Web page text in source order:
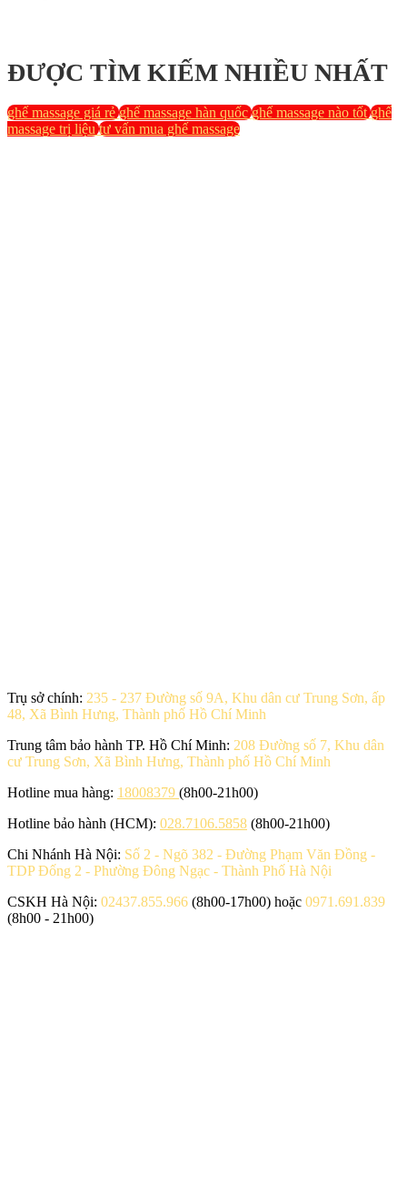
ĐƯỢC TÌM KIẾM NHIỀU NHẤT
ghế massage giá rẻ ghế massage hàn quốc ghế massage nào tốt ghế
massage trị liệu tư vấn mua ghế massage
Trụ sở chính: 235 - 237 Đường số 9A, Khu dân cư Trung Sơn, ấp
48, Xã Bình Hưng, Thành phố Hồ Chí Minh
Trung tâm bảo hành TP. Hồ Chí Minh: 208 Đường số 7, Khu dân
cư Trung Sơn, Xã Bình Hưng, Thành phố Hồ Chí Minh
Hotline mua hàng: 18008379 (8h00-21h00)
Hotline bảo hành (HCM): 028.7106.5858 (8h00-21h00)
Chi Nhánh Hà Nội: Số 2 - Ngõ 382 - Đường Phạm Văn Đồng -
TDP Đống 2 - Phường Đông Ngạc - Thành Phố Hà Nội
CSKH Hà Nội: 02437.855.966 (8h00-17h00) hoặc 0971.691.839
(8h00 - 21h00)